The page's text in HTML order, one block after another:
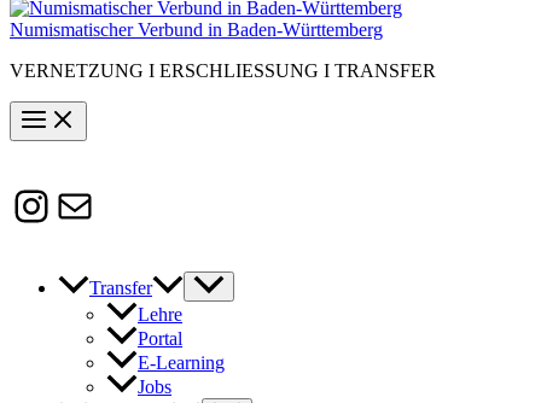
Numismatischer Verbund in Baden-Württemberg
VERNETZUNG I ERSCHLIESSUNG I TRANSFER
Instagram
Susanne.Boerner@zaw.uni-
heidelberg.de
Transfer
Lehre
Portal
E-Learning
Jobs